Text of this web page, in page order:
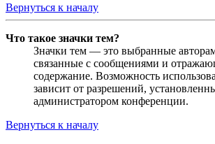
Вернуться к началу
Что такое значки тем?
Значки тем — это выбранные
связанные с сообщениями и
содержание. Возможность
зависит от разрешений,
администратором конференции.
Вернуться к началу